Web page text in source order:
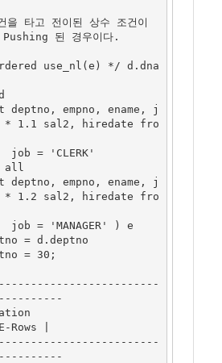
을 타고 전이된 상수 조건이
Pushing 된 경우이다.
use_nl(e) */ d.dna
1.1 sal2, hiredate fro
1.2 sal2, hiredate fro
= d.deptno
= 30;
Rows |